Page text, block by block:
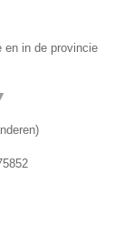
en in de provincie
)